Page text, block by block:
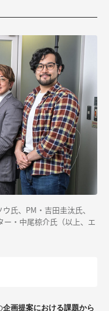
氏、PM・吉田圭汰氏、
ー・中尾椋介氏（以上、エ
企画提案における課題から